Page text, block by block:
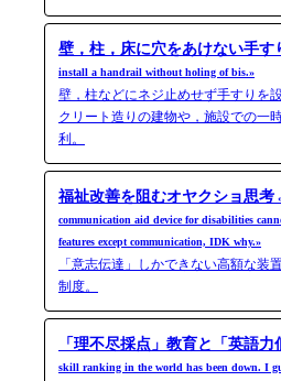
壁，柱，床に穴をあけない手す
install a handrail without holing of bis.»
壁，柱などにネジ止めせず手すりを
クリート造りの建物や，施設での一
利。
福祉改善を阻むオヤクショ思考
communication aid device for disabilities
features except communication, IDK why.»
「意志伝達」しかできない高額な装
制度。
「理不尽採点」教育と「英語力
skill ranking in the world has been down. I